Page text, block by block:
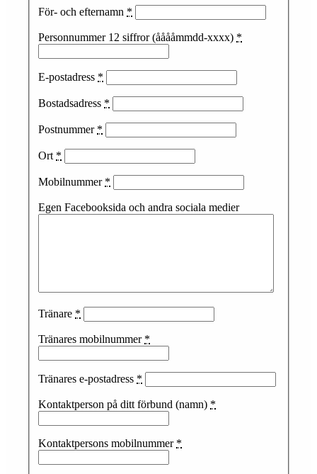
För- och efternamn *
Personnummer 12 siffror (ååååmmdd-xxxx) *
E-postadress *
Bostadsadress *
Postnummer *
Ort *
Mobilnummer *
Egen Facebooksida och andra sociala medier
Tränare *
Tränares mobilnummer *
Tränares e-postadress *
Kontaktperson på ditt förbund (namn) *
Kontaktpersons mobilnummer *